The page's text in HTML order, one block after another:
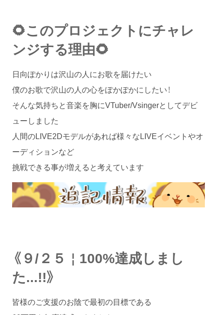
🌻このプロジェクトにチャレ
ンジする理由🌻
日向ぽかりは沢山の人にお歌を届けたい
僕のお歌で沢山の人の心をぽかぽかにしたい！
そんな気持ちと音楽を胸にVTuber/Vsingerとしてデビ
ューしました
人間のLIVE2Dモデルがあれば様々なLIVEイベントやオ
ーディションなど
挑戦できる事が増えると考えています
《９/２５￤100%達成しまし
た...!!》
皆様のご支援のお陰で最初の目標である